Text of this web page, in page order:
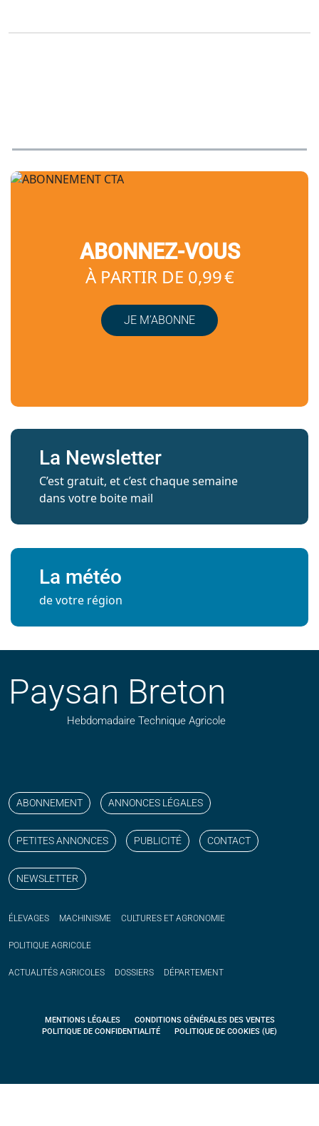
ABONNEZ-VOUS
À PARTIR DE 0,99 €
JE M’ABONNE
La Newsletter
C’est gratuit, et c’est chaque semaine
dans votre boite mail
La météo
de votre région
Paysan Breton
Hebdomadaire Technique Agricole
ABONNEMENT ANNONCES LÉGALES
PETITES ANNONCES PUBLICITÉ CONTACT
NEWSLETTER
ÉLEVAGES MACHINISME CULTURES ET AGRONOMIE
POLITIQUE AGRICOLE
ACTUALITÉS AGRICOLES DOSSIERS DÉPARTEMENT
MENTIONS LÉGALES
CONDITIONS GÉNÉRALES DES VENTES
POLITIQUE DE CONFIDENTIALITÉ
POLITIQUE DE COOKIES (UE)